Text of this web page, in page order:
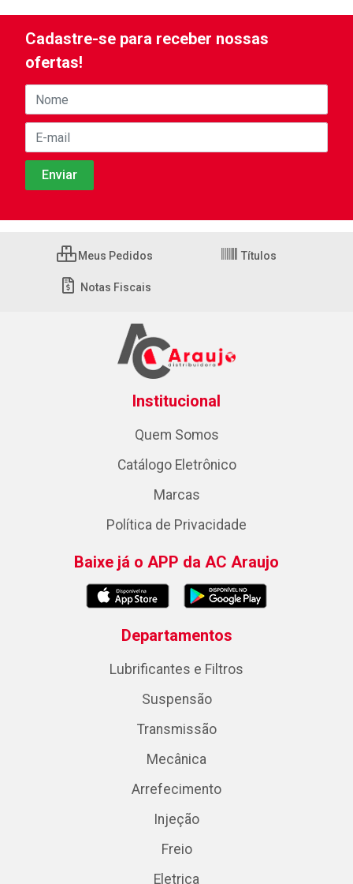
Cadastre-se para receber nossas
ofertas!
Meus Pedidos Títulos
Notas Fiscais
Institucional
Quem Somos
Catálogo Eletrônico
Marcas
Política de Privacidade
Baixe já o APP da AC Araujo
Departamentos
Lubrificantes e Filtros
Suspensão
Transmissão
Mecânica
Arrefecimento
Injeção
Freio
Eletrica